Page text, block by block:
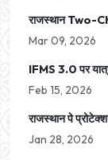
राजस्थान Two-
Mar 09, 2026
IFMS 3.0 पर
Feb 15, 2026
राजस्थान पे
Jan 28, 2026